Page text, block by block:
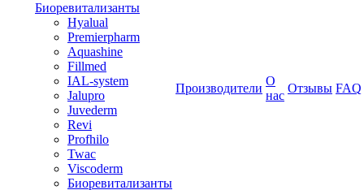
Биоревитализанты
Hyalual
Premierpharm
Aquashine
Fillmed
IAL-system
Jalupro
Juvederm
Revi
Profhilo
Twac
Viscoderm
Биоревитализанты
Производители
О
нас
Отзывы FAQ